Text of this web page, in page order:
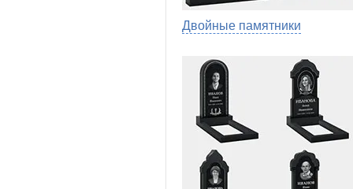
Двойные памятники